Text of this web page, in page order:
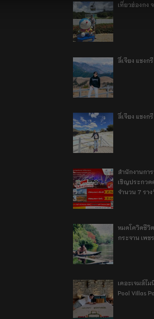
เที่ยวฮ่องกง
ลี่เจียง แชงก
ลี่เจียง แชงก
สำนักงานกา
เชิญประกวด
จำนวน 7 ราง
หมดโควิดชีวิ
กระจาน เพช
เดอะเจมส์ไ
Pool Villas